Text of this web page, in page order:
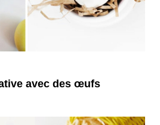
avec des œufs